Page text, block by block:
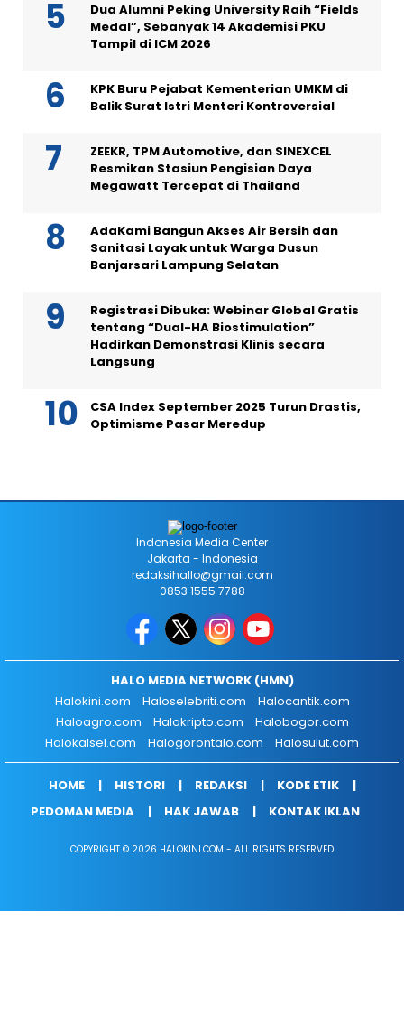
Dua Alumni Peking University Raih “Fields
Medal”, Sebanyak 14 Akademisi PKU
Tampil di ICM 2026
KPK Buru Pejabat Kementerian UMKM di
Balik Surat Istri Menteri Kontroversial
ZEEKR, TPM Automotive, dan SINEXCEL
Resmikan Stasiun Pengisian Daya
Megawatt Tercepat di Thailand
AdaKami Bangun Akses Air Bersih dan
Sanitasi Layak untuk Warga Dusun
Banjarsari Lampung Selatan
Registrasi Dibuka: Webinar Global Gratis
tentang “Dual-HA Biostimulation”
Hadirkan Demonstrasi Klinis secara
Langsung
CSA Index September 2025 Turun Drastis,
Optimisme Pasar Meredup
Indonesia Media Center
Jakarta - Indonesia
redaksihallo@gmail.com
0853 1555 7788
HALO MEDIA NETWORK (HMN)
Halokini.com
Haloselebriti.com
Halocantik.com
Haloagro.com
Halokripto.com
Halobogor.com
Halokalsel.com
Halogorontalo.com Halosulut.com
HOME HISTORI REDAKSI
KODE ETIK
PEDOMAN MEDIA
HAK JAWAB KONTAK IKLAN
COPYRIGHT © 2026 HALOKINI.COM - ALL RIGHTS RESERVED